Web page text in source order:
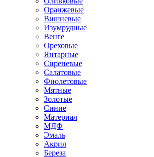
Оранжевые
Вишневые
Изумрудные
Венге
Ореховые
Янтарные
Сиреневые
Салатовые
Фиолетовые
Мятные
Золотые
Синие
Материал
МДФ
Эмаль
Акрил
Береза